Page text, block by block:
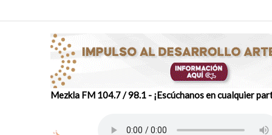
Mezkla FM 104.7 / 98.1 - ¡Escúchanos en cualquier